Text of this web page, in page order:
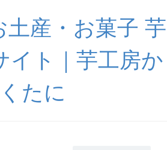
土産・お菓子 芋
イト｜芋工房か
くたに